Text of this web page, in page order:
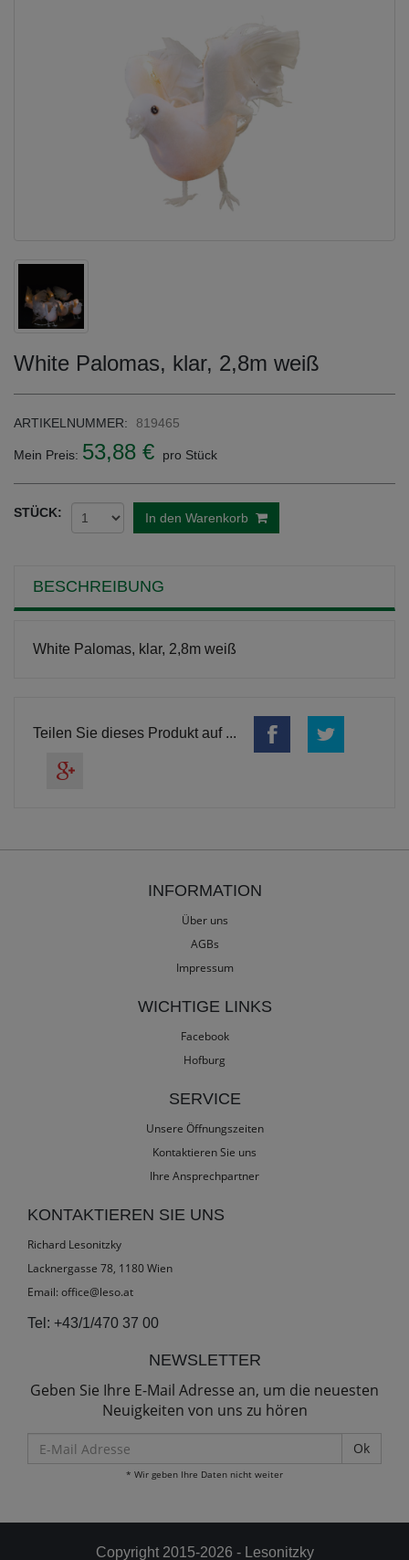
White Palomas, klar, 2,8m weiß
ARTIKELNUMMER: 819465
Mein Preis: 53,88 € pro Stück
STÜCK: In den Warenkorb
BESCHREIBUNG
White Palomas, klar, 2,8m weiß
Teilen Sie dieses Produkt auf ...
INFORMATION
Über uns
AGBs
Impressum
WICHTIGE LINKS
Facebook
Hofburg
SERVICE
Unsere Öffnungszeiten
Kontaktieren Sie uns
Ihre Ansprechpartner
KONTAKTIEREN SIE UNS
Richard Lesonitzky
Lacknergasse 78, 1180 Wien
Email: office@leso.at
Tel: +43/1/470 37 00
NEWSLETTER
Geben Sie Ihre E-Mail Adresse an, um die neuesten
Neuigkeiten von uns zu hören
Mail
Adresse
* Wir geben Ihre Daten nicht weiter
Copyright 2015-2026 - Lesonitzky